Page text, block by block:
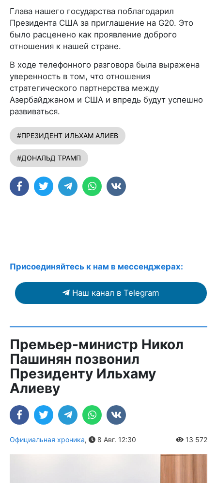
Глава нашего государства поблагодарил
Президента США за приглашение на G20. Это
было расценено как проявление доброго
отношения к нашей стране.
В ходе телефонного разговора была выражена
уверенность в том, что отношения
стратегического партнерства между
Азербайджаном и США и впредь будут успешно
развиваться.
#ПРЕЗИДЕНТ ИЛЬХАМ АЛИЕВ
#ДОНАЛЬД ТРАМП
Присоединяйтесь к нам в мессенджерах:
Наш канал в Telegram
Премьер-министр Никол
Пашинян позвонил
Президенту Ильхаму
Алиеву
Официальная хроника, 8 Авг. 12:30 13 572